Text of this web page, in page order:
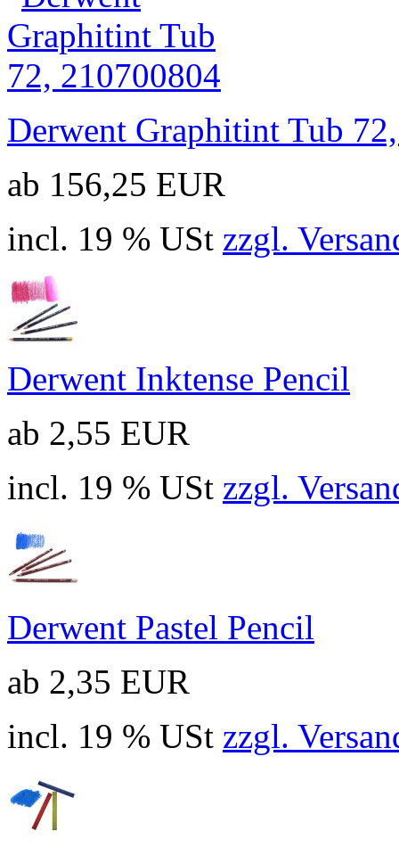
Derwent Graphitint Tub
ab 156,25 EUR
incl. 19 % USt zzgl.
Derwent Inktense Pencil
ab 2,55 EUR
incl. 19 % USt zzgl.
Derwent Pastel Pencil
ab 2,35 EUR
incl. 19 % USt zzgl.